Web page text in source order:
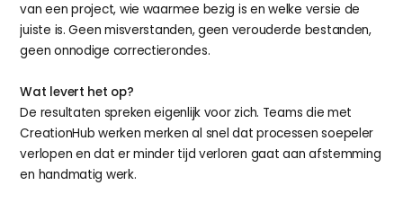
van een project, wie waarmee bezig is en welke versie de
juiste is. Geen misverstanden, geen verouderde bestanden,
geen onnodige correctierondes.
Wat levert het op?
De resultaten spreken eigenlijk voor zich. Teams die met
CreationHub werken merken al snel dat processen soepeler
verlopen en dat er minder tijd verloren gaat aan afstemming
en handmatig werk.